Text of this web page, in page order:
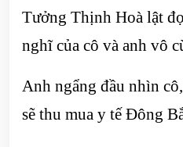
Tưởng Thịnh Hoà lật
nghĩ của cô và anh vô
Anh ngẩng đầu nhìn
sẽ thu mua y tế Đông